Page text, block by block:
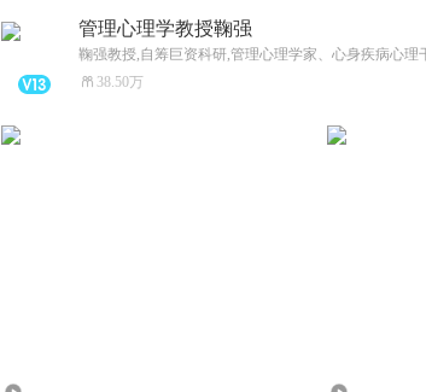
管理心理学教授鞠强
38.50万